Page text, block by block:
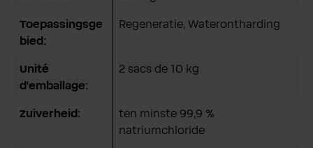
Toepassingsge
bied:
Regeneratie, Waterontharding
Unité
d'emballage:
2 sacs de 10 kg
Zuiverheid:
ten minste 99,9 %
natriumchloride